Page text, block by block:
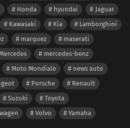
Honda hyundai
Jaguar
Kawasaki Kia
Lamborghini
marquez
maserati
Mercedes
mercedes-benz
Moto Mondiale
news auto
Porsche
Renault
Suzuki
Toyota
Volvo Yamaha